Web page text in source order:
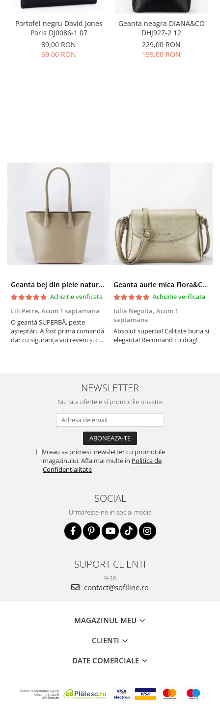
Portofel negru David Jones
Paris DJ0086-1 07
89,00 RON
69,00 RON
Geanta neagra DIANA&CO
DHJ927-2 12
229,00 RON
159,00 RON
Geanta bej din piele naturala 8966 123
Achizitie verificata
Lili Petre, Acum 1 saptamana
O geantă SUPERBĂ, peste
așteptări. A fost prima comandă
dar cu siguranța voi reveni și cu
doua zi). RECOMAND SOFILINE!!!
Geanta aurie mica Flora&CO Paris H6930 16
Achizitie verificata
Iulia Negoita, Acum 1
saptamana
Absolut superba! Calitate buna si
eleganta! Recomand cu drag!
NEWSLETTER
Nu rata ofertele si promotiile noastre
Vreau sa primesc newsletter cu promotiile
magazinului. Afla mai multe in Politica de
Confidentialitate
SOCIAL
Urmareste-ne in social media
SUPORT CLIENTI
9-16
contact@sofiline.ro
MAGAZINUL MEU
CLIENTI
DATE COMERCIALE